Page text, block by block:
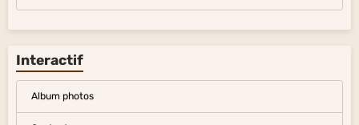
Interactif
Album photos